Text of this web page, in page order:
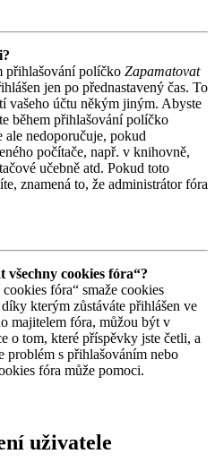
přihlašování políčko Zapamatovat
jen po přednastavený čas. To
vašeho účtu někým jiným. Abyste
během přihlašování políčko
ale nedoporučuje, pokud
počítače, např. v knihovně,
učebně atd. Pokud toto
znamená to, že administrátor fóra
všechny cookies fóra“?
fóra“ smaže cookies
kterým zůstáváte přihlášen ve
majitelem fóra, můžou být v
o tom, které příspěvky jste četli, a
problém s přihlašováním nebo
fóra může pomoci.
uživatele